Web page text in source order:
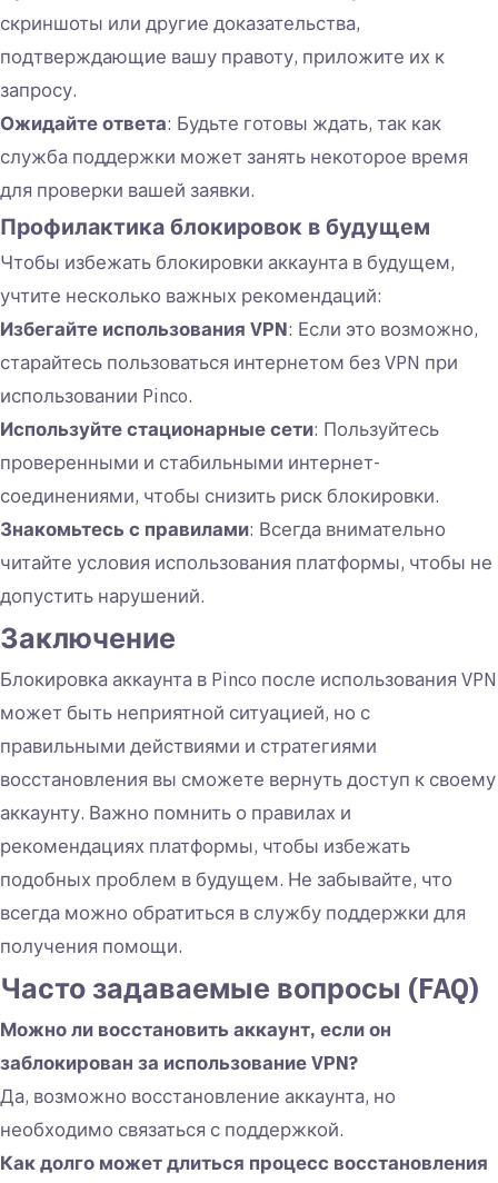
скриншоты или другие доказательства,
подтверждающие вашу правоту, приложите их к
запросу.
Ожидайте ответа: Будьте готовы ждать, так как
служба поддержки может занять некоторое время
для проверки вашей заявки.
Профилактика блокировок в будущем
Чтобы избежать блокировки аккаунта в будущем,
учтите несколько важных рекомендаций:
Избегайте использования VPN: Если это возможно,
старайтесь пользоваться интернетом без VPN при
использовании Pinco.
Используйте стационарные сети: Пользуйтесь
проверенными и стабильными интернет-
соединениями, чтобы снизить риск блокировки.
Знакомьтесь с правилами: Всегда внимательно
читайте условия использования платформы, чтобы не
допустить нарушений.
Заключение
Блокировка аккаунта в Pinco после использования VPN
может быть неприятной ситуацией, но с
правильными действиями и стратегиями
восстановления вы сможете вернуть доступ к своему
аккаунту. Важно помнить о правилах и
рекомендациях платформы, чтобы избежать
подобных проблем в будущем. Не забывайте, что
всегда можно обратиться в службу поддержки для
получения помощи.
Часто задаваемые вопросы (FAQ)
Можно ли восстановить аккаунт, если он
заблокирован за использование VPN?
Да, возможно восстановление аккаунта, но
необходимо связаться с поддержкой.
Как долго может длиться процесс восстановления